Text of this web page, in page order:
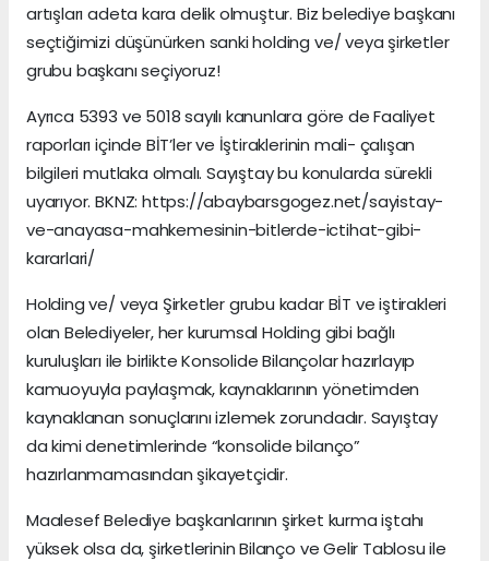
artışları adeta kara delik olmuştur. Biz belediye başkanı
seçtiğimizi düşünürken sanki holding ve/ veya şirketler
grubu başkanı seçiyoruz!
Ayrıca 5393 ve 5018 sayılı kanunlara göre de Faaliyet
raporları içinde BİT’ler ve İştiraklerinin mali- çalışan
bilgileri mutlaka olmalı. Sayıştay bu konularda sürekli
uyarıyor. BKNZ: https://abaybarsgogez.net/sayistay-
ve-anayasa-mahkemesinin-bitlerde-ictihat-gibi-
kararlari/
Holding ve/ veya Şirketler grubu kadar BİT ve iştirakleri
olan Belediyeler, her kurumsal Holding gibi bağlı
kuruluşları ile birlikte Konsolide Bilançolar hazırlayıp
kamuoyuyla paylaşmak, kaynaklarının yönetimden
kaynaklanan sonuçlarını izlemek zorundadır. Sayıştay
da kimi denetimlerinde “konsolide bilanço”
hazırlanmamasından şikayetçidir.
Maalesef Belediye başkanlarının şirket kurma iştahı
yüksek olsa da, şirketlerinin Bilanço ve Gelir Tablosu ile